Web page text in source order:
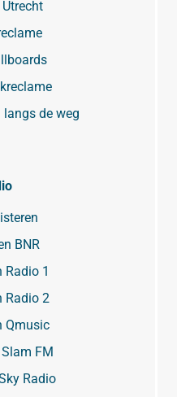
langs de weg
BNR
Radio 1
Radio 2
Qmusic
FM
Radio